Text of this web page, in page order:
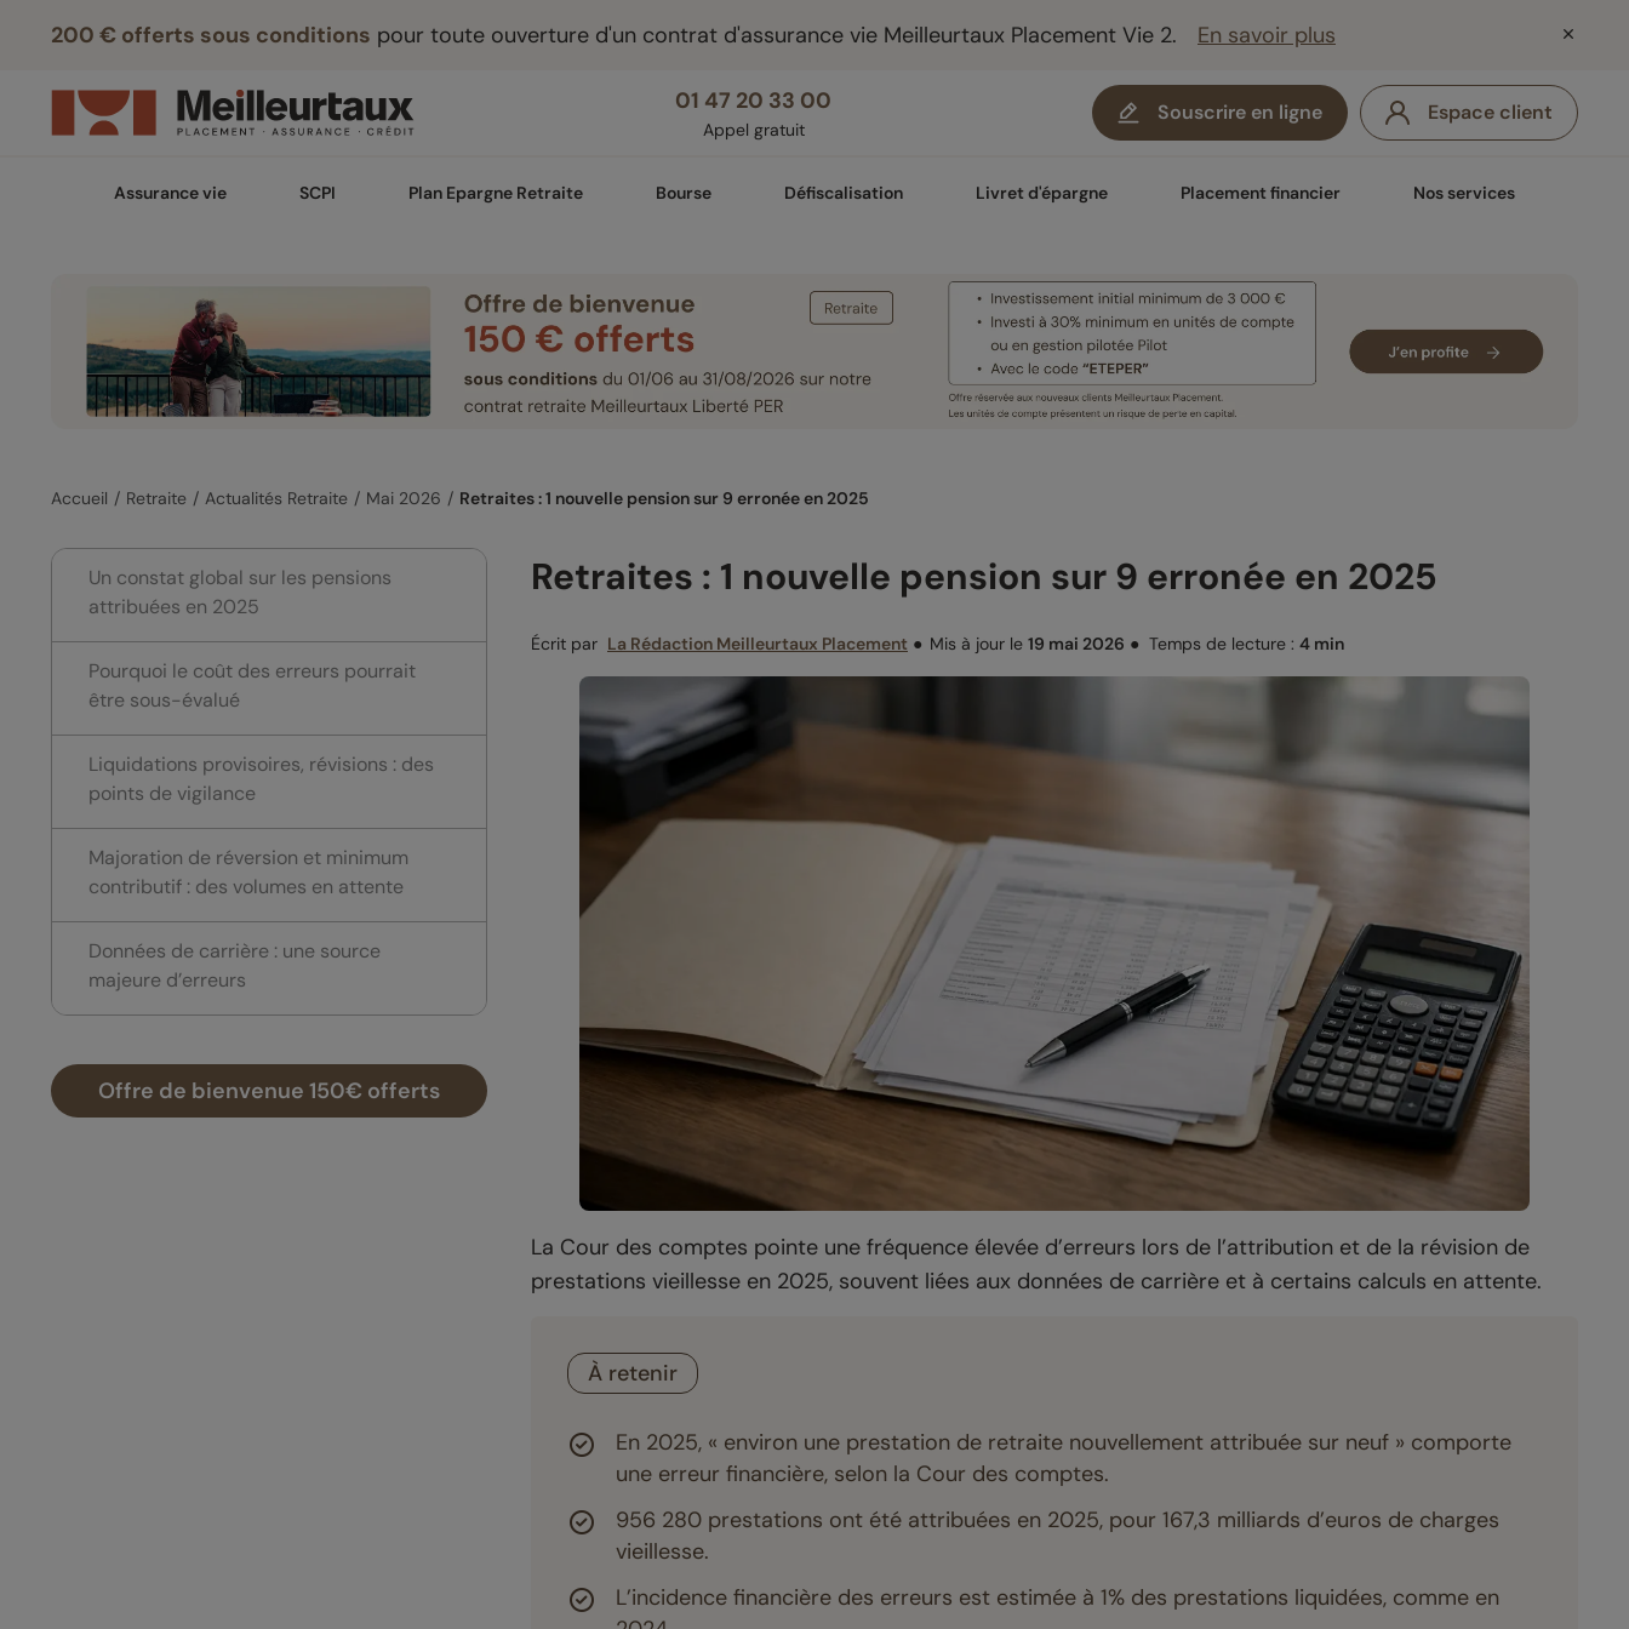
200 € offerts sous conditions pour toute ouverture d'un contrat d'assurance vie Meilleurtaux Placement Vie 2. En savoir plus
01 47 20 33 00
Appel gratuit
Souscrire en ligne Espace client
Assurance vie SCPI Plan Epargne Retraite Bourse Défiscalisation Livret d'épargne Placement financier Nos services
Accueil Retraite Actualités Retraite Mai 2026 Retraites : 1 nouvelle pension sur 9 erronée en 2025
Un constat global sur les pensions
attribuées en 2025
Pourquoi le coût des erreurs pourrait
être sous-évalué
Liquidations provisoires, révisions : des
points de vigilance
Majoration de réversion et minimum
contributif : des volumes en attente
Données de carrière : une source
majeure d’erreurs
Offre de bienvenue 150€ offerts
Retraites : 1 nouvelle pension sur 9 erronée en 2025
Écrit par La Rédaction Meilleurtaux Placement ● Mis à jour le 19 mai 2026 ● Temps de lecture : 4 min
La Cour des comptes pointe une fréquence élevée d’erreurs lors de l’attribution et de la révision de
prestations vieillesse en 2025, souvent liées aux données de carrière et à certains calculs en attente.
À retenir
En 2025, « environ une prestation de retraite nouvellement attribuée sur neuf » comporte
une erreur financière, selon la Cour des comptes.
956 280 prestations ont été attribuées en 2025, pour 167,3 milliards d’euros de charges
vieillesse.
L’incidence financière des erreurs est estimée à 1% des prestations liquidées, comme en